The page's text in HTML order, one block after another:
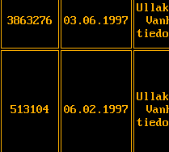
3863276 03.06.1997
513104 06.02.1997